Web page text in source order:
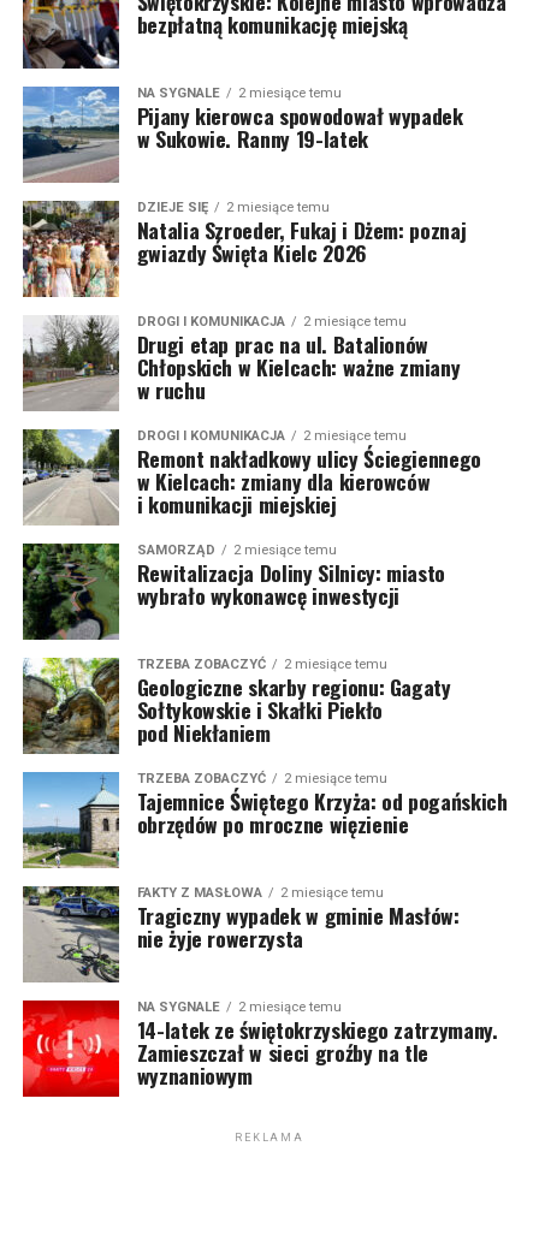
bezpłatną komunikację miejską
NA SYGNALE 2 miesiące temu
Pijany kierowca spowodował wypadek
w Sukowie. Ranny 19-latek
DZIEJE SIĘ 2 miesiące temu
Natalia Szroeder, Fukaj i Dżem: poznaj
gwiazdy Święta Kielc 2026
DROGI I KOMUNIKACJA 2 miesiące temu
Drugi etap prac na ul. Batalionów
Chłopskich w Kielcach: ważne zmiany
w ruchu
DROGI I KOMUNIKACJA 2 miesiące temu
Remont nakładkowy ulicy Ściegiennego
w Kielcach: zmiany dla kierowców
i komunikacji miejskiej
SAMORZĄD 2 miesiące temu
Rewitalizacja Doliny Silnicy: miasto
wybrało wykonawcę inwestycji
TRZEBA ZOBACZYĆ 2 miesiące temu
Geologiczne skarby regionu: Gagaty
Sołtykowskie i Skałki Piekło
pod Niekłaniem
TRZEBA ZOBACZYĆ 2 miesiące temu
Tajemnice Świętego Krzyża: od pogańskich
obrzędów po mroczne więzienie
FAKTY Z MASŁOWA 2 miesiące temu
Tragiczny wypadek w gminie Masłów:
nie żyje rowerzysta
NA SYGNALE 2 miesiące temu
14-latek ze świętokrzyskiego zatrzymany.
Zamieszczał w sieci groźby na tle
wyznaniowym
REKLAMA